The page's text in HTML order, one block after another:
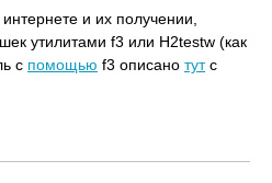
и их получении,
утилитами f3 или H2testw (как
с помощью f3 описано тутс